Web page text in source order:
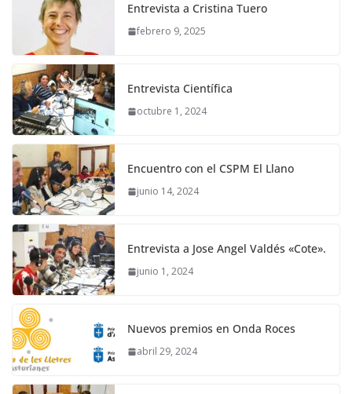
Entrevista a Cristina Tuero
febrero 9, 2025
Entrevista Científica
octubre 1, 2024
Encuentro con el CSPM El Llano
junio 14, 2024
Entrevista a Jose Angel Valdés «Cote».
junio 1, 2024
Nuevos premios en Onda Roces
abril 29, 2024